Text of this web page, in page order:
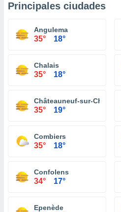
Principales ciudades
Angulema
35° 18°
Chalais
35° 18°
Châteauneuf-sur-Charente
35° 19°
Combiers
35° 18°
Confolens
34° 17°
Epenède